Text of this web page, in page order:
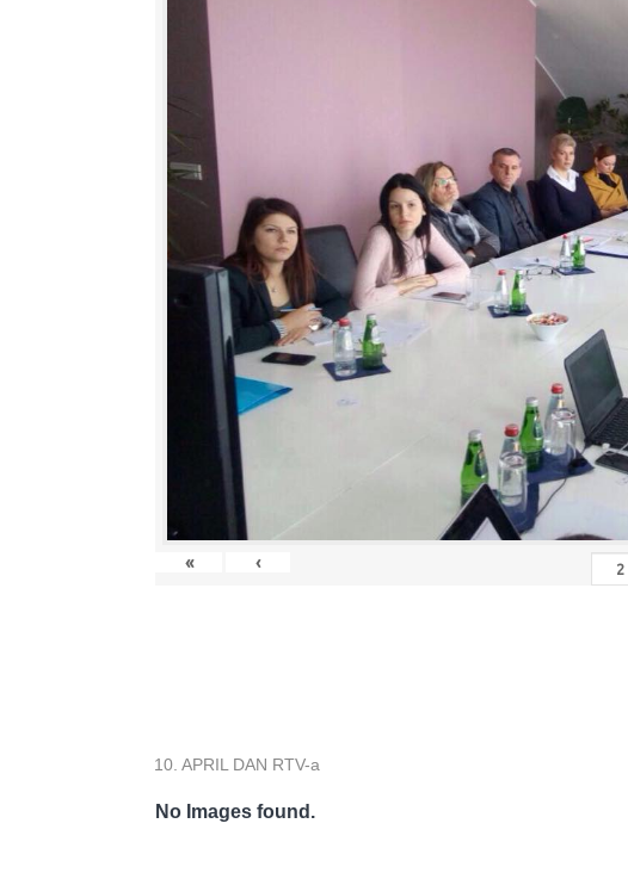
« ‹
10. APRIL DAN RTV-a
No Images found.